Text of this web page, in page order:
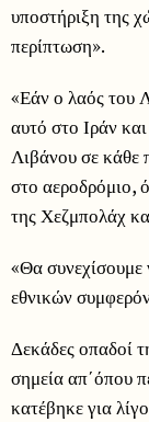
υποστήριξη της
περίπτωση».
«Εάν ο λαός του
αυτό στο Ιράν
Λιβάνου σε κάθε
στο αεροδρόμιο,
της Χεζμπολάχ
«Θα συνεχίσουμε
εθνικών
Δεκάδες οπαδοί
σημεία απ΄όπου
κατέβηκε για